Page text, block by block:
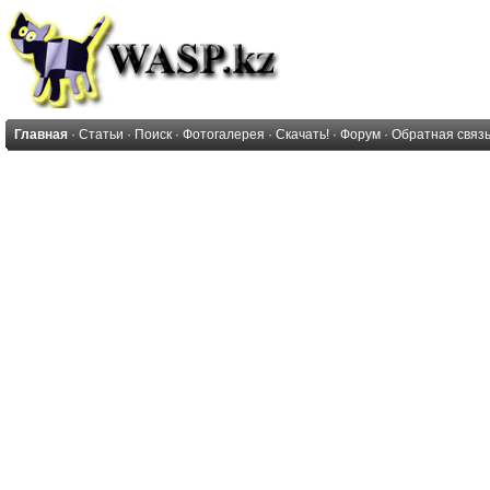
Главная · Статьи · Поиск · Фотогалерея · Скачать! · Форум · Обратная связь